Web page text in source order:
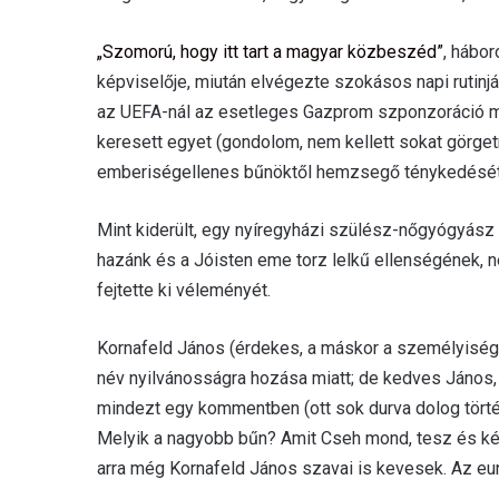
„Szomorú, hogy itt tart a magyar közbeszéd”,
képviselője, miután elvégezte szokásos napi
az UEFA-nál az esetleges Gazprom
keresett egyet (gondolom, nem kellett sokat
emberiségellenes bűnöktől hemzsegő
Mint kiderült, egy nyíregyházi szülész-nőgyógyász
hazánk és a Jóisten eme torz lelkű ellenségének,
fejtette ki véleményét.
Kornafeld János (érdekes, a máskor a
név nyilvánosságra hozása miatt; de kedves
mindezt egy kommentben (ott sok durva dolog
Melyik a nagyobb bűn? Amit Cseh mond, tesz és
arra még Kornafeld János szavai is kevesek. Az